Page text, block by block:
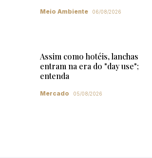
Meio Ambiente 06/08/2026
Assim como hotéis, lanchas
entram na era do "day use";
entenda
Mercado 05/08/2026